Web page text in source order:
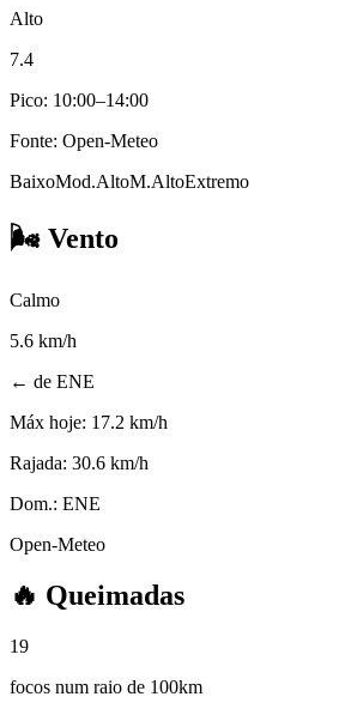
Alto
7.4
Pico: 10:00–14:00
Fonte: Open-Meteo
BaixoMod.AltoM.AltoExtremo
🌬️ Vento
Calmo
5.6 km/h
← de ENE
Máx hoje: 17.2 km/h
Rajada: 30.6 km/h
Dom.: ENE
Open-Meteo
🔥 Queimadas
19
focos num raio de 100km